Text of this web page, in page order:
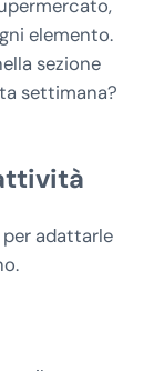
elemento.
sezione
settimana?
per adattarle